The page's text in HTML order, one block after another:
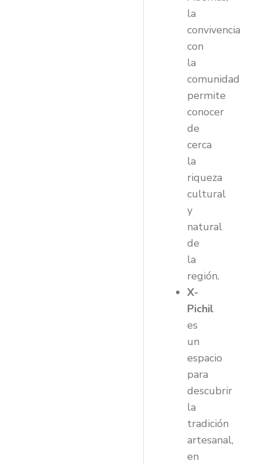
la
convivencia
con
la
comunidad
permite
conocer
de
cerca
la
riqueza
cultural
y
natural
de
la
región.
X-
Pichil
es
un
espacio
para
descubrir
la
tradición
artesanal,
en